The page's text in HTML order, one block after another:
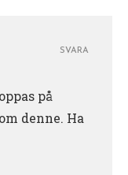
på
denne. Ha
SVARA